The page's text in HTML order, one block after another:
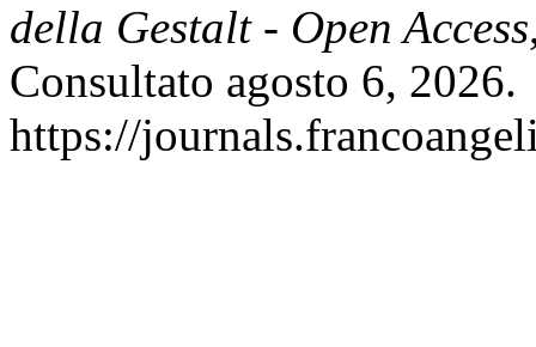
della Gestalt - Open Access
Consultato agosto 6, 2026.
https://